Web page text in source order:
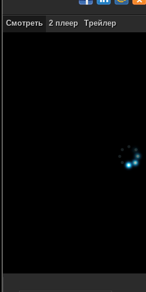
Смотреть 2 плеер Трейлер